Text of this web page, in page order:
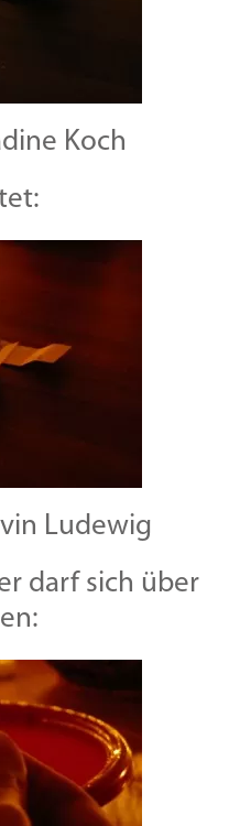
Koch
Ludewig
darf sich über